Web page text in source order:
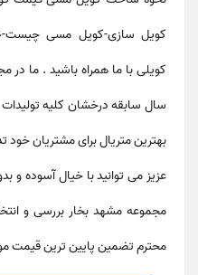
کویل سازی-کویل مسی
کویلی
سال سابقه درخشان کلیه تولیدات
بهترین متریال برای مشتریان خود
عزیز می توانید با خیال آسوده و
مجموعه مشهد بخار بررسی و
محترم تضمین پایین ترین قیمت